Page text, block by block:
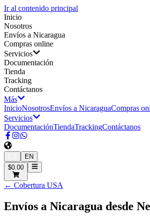
Ir al contenido principal
Inicio
Nosotros
Envíos a Nicaragua
Compras online
Servicios
Documentación
Tienda
Tracking
Contáctanos
Más
InicioNosotrosEnvíos a NicaraguaCompras
Servicios
DocumentaciónTiendaTrackingContáctanos
EN
$0.00
← Cobertura USA
Envíos a Nicaragua desde